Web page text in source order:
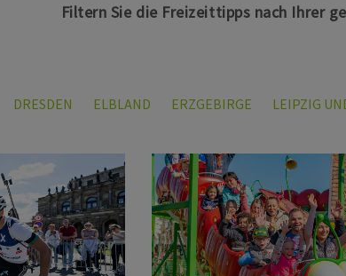
Filtern Sie die Freizeittipps nach Ihrer
DRESDEN ELBLAND ERZGEBIRGE LEIPZIG